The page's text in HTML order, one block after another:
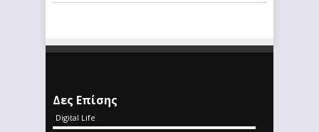
Δες Επίσης
Digital Life